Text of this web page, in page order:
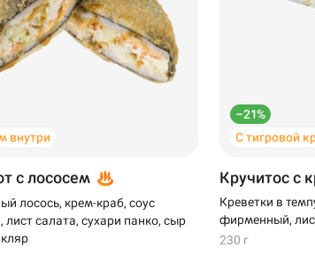
внутри
с лососем
лосось, крем-краб, соус
салата, сухари панко, сыр
–21%
С тигровой
Кручитос с
Креветки в
фирменный,
230 г